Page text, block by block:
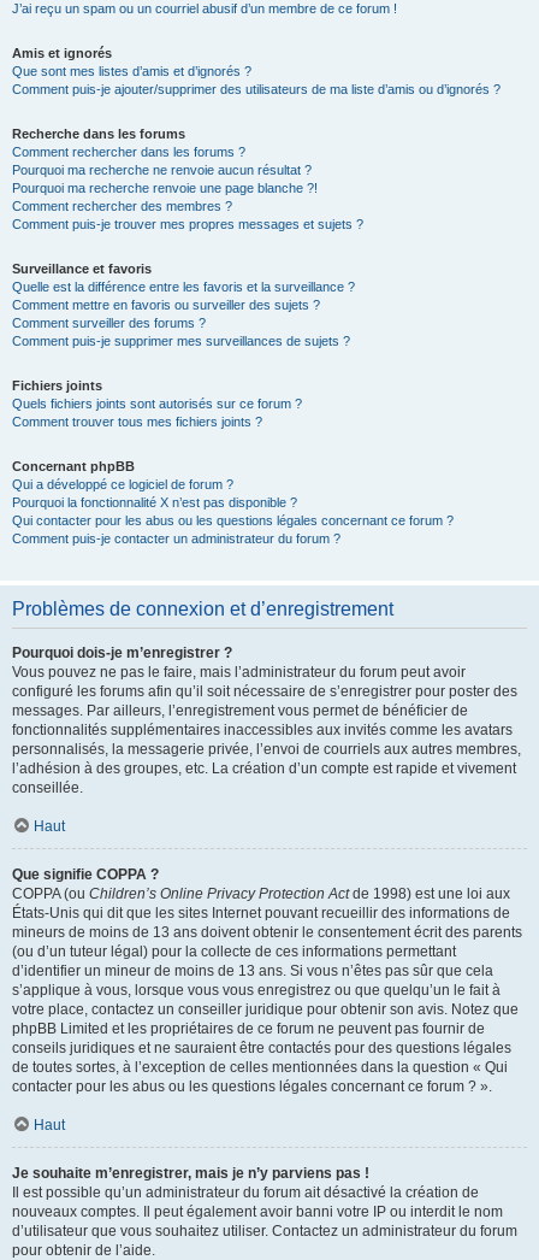
J’ai reçu un spam ou un courriel abusif d’un membre de ce forum !
Amis et ignorés
Que sont mes listes d’amis et d’ignorés ?
Comment puis-je ajouter/supprimer des utilisateurs de ma liste d’amis ou d’ignorés ?
Recherche dans les forums
Comment rechercher dans les forums ?
Pourquoi ma recherche ne renvoie aucun résultat ?
Pourquoi ma recherche renvoie une page blanche ?!
Comment rechercher des membres ?
Comment puis-je trouver mes propres messages et sujets ?
Surveillance et favoris
Quelle est la différence entre les favoris et la surveillance ?
Comment mettre en favoris ou surveiller des sujets ?
Comment surveiller des forums ?
Comment puis-je supprimer mes surveillances de sujets ?
Fichiers joints
Quels fichiers joints sont autorisés sur ce forum ?
Comment trouver tous mes fichiers joints ?
Concernant phpBB
Qui a développé ce logiciel de forum ?
Pourquoi la fonctionnalité X n’est pas disponible ?
Qui contacter pour les abus ou les questions légales concernant ce forum ?
Comment puis-je contacter un administrateur du forum ?
Problèmes de connexion et d’enregistrement
Pourquoi dois-je m’enregistrer ?
Vous pouvez ne pas le faire, mais l’administrateur du forum peut avoir
configuré les forums afin qu’il soit nécessaire de s’enregistrer pour poster des
messages. Par ailleurs, l’enregistrement vous permet de bénéficier de
fonctionnalités supplémentaires inaccessibles aux invités comme les avatars
personnalisés, la messagerie privée, l’envoi de courriels aux autres membres,
l’adhésion à des groupes, etc. La création d’un compte est rapide et vivement
conseillée.
Haut
Que signifie COPPA ?
COPPA (ou Children’s Online Privacy Protection Actde 1998) est une loi aux
États-Unis qui dit que les sites Internet pouvant recueillir des informations de
mineurs de moins de 13 ans doivent obtenir le consentement écrit des parents
(ou d’un tuteur légal) pour la collecte de ces informations permettant
d’identifier un mineur de moins de 13 ans. Si vous n’êtes pas sûr que cela
s’applique à vous, lorsque vous vous enregistrez ou que quelqu’un le fait à
votre place, contactez un conseiller juridique pour obtenir son avis. Notez que
phpBB Limited et les propriétaires de ce forum ne peuvent pas fournir de
conseils juridiques et ne sauraient être contactés pour des questions légales
de toutes sortes, à l’exception de celles mentionnées dans la question « Qui
contacter pour les abus ou les questions légales concernant ce forum ? ».
Haut
Je souhaite m’enregistrer, mais je n’y parviens pas !
Il est possible qu’un administrateur du forum ait désactivé la création de
nouveaux comptes. Il peut également avoir banni votre IP ou interdit le nom
d’utilisateur que vous souhaitez utiliser. Contactez un administrateur du forum
pour obtenir de l’aide.